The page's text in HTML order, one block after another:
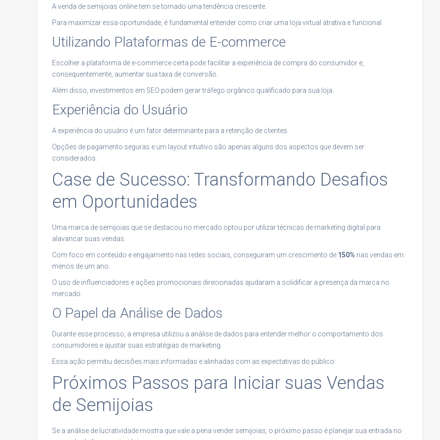
A venda de semijoias online tem se tornado uma tendência crescente.
Para maximizar essa oportunidade, é fundamental entender como criar uma loja virtual atrativa e funcional.
Utilizando Plataformas de E-commerce
Escolher a plataforma de e-commerce certa pode facilitar a experiência de compra do consumidor e,
consequentemente, aumentar sua taxa de conversão.
Além disso, investimentos em SEO podem gerar tráfego orgânico qualificado para sua loja.
Experiência do Usuário
A experiência do usuário é um fator determinante para a retenção de clientes.
Opções de pagamento seguras e um layout intuitivo são apenas alguns dos aspectos que devem ser
considerados.
Case de Sucesso: Transformando Desafios
em Oportunidades
Uma marca de semijoias que se destacou no mercado optou por utilizar técnicas de marketing digital para
alavancar suas vendas.
Com foco em conteúdo e engajamento nas redes sociais, conseguiram um crescimento de 150% nas vendas em
menos de um ano.
O uso de influenciadores e ações promocionais direcionadas ajudaram a solidificar a presença da marca no
mercado.
O Papel da Análise de Dados
Durante esse processo, a empresa utilizou a análise de dados para entender melhor o comportamento dos
consumidores e ajustar suas estratégias de marketing.
Essa ação permitiu decisões mais informadas e alinhadas com as expectativas do público.
Próximos Passos para Iniciar suas Vendas
de Semijoias
Se a análise de lucratividade mostra que vale a pena vender semijoias, o próximo passo é planejar sua entrada no